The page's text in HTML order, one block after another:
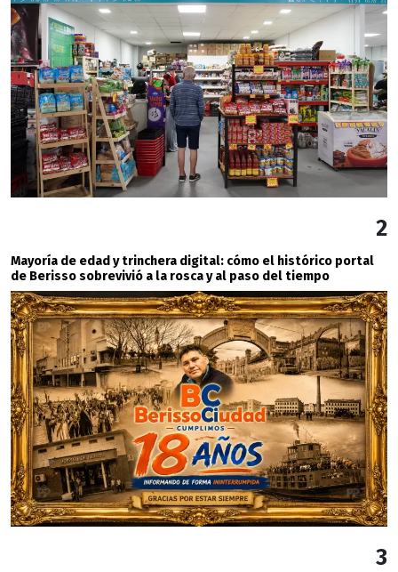
2
Mayoría de edad y trinchera digital: cómo el histórico portal
de Berisso sobrevivió a la rosca y al paso del tiempo
3